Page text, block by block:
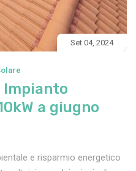
Set 04, 2024
Impianto
a giugno
e risparmio energetico